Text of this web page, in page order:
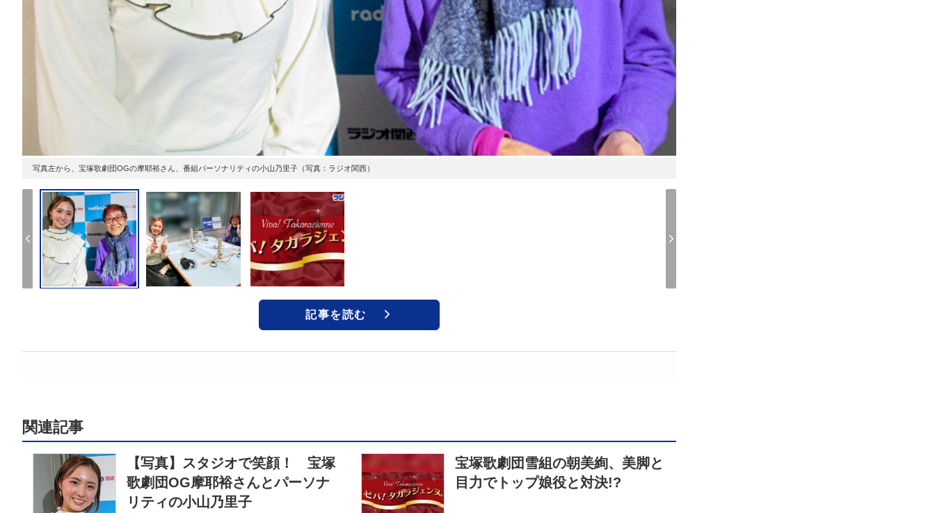
写真左から、宝塚歌劇団OGの摩耶裕さん、番組パーソナリティの小山乃里子（写真：ラジオ関西）
記事を読む
関連記事
【写真】スタジオで笑顔！ 宝塚
歌劇団OG摩耶裕さんとパーソナ
リティの小山乃里子
宝塚歌劇団雪組の朝美絢、美脚と
目力でトップ娘役と対決!?